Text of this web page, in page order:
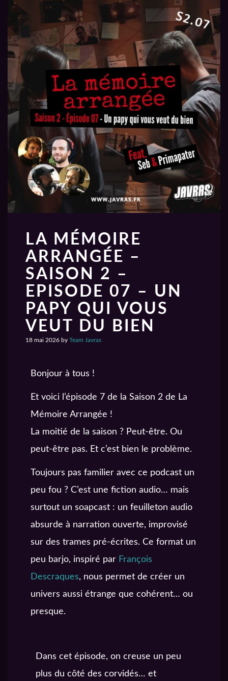
LA MÉMOIRE
ARRANGÉE –
SAISON 2 –
EPISODE 07 – UN
PAPY QUI VOUS
VEUT DU BIEN
18 mai 2026 by Team Javras
Bonjour à tous !
Et voici l’épisode 7 de la Saison 2 de La
Mémoire Arrangée !
La moitié de la saison ? Peut-être. Ou
peut-être pas. Et c’est bien le problème.
Toujours pas familier avec ce podcast un
peu fou ? C’est une fiction audio… mais
surtout un soapcast : un feuilleton audio
absurde à narration ouverte, improvisé
sur des trames pré-écrites. Ce format un
peu barjo, inspiré par François
Descraques, nous permet de créer un
univers aussi étrange que cohérent… ou
presque.
Dans cet épisode, on creuse un peu
plus du côté des corvidés… et